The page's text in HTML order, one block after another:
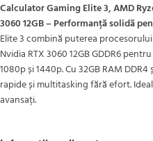
Calculator Gaming Elite 3, AMD
3060 12GB – Performanță solidă
Elite 3 combină puterea
Nvidia RTX 3060 12GB GDDR6
1080p și 1440p. Cu 32GB RAM
rapide și multitasking fără efort.
avansați.